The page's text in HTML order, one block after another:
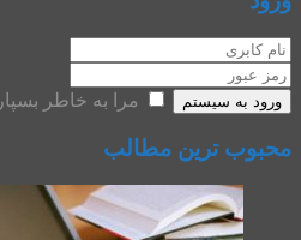
ورود به سیستم مرا به خاطر بسپار
محبوب ترین مطالب